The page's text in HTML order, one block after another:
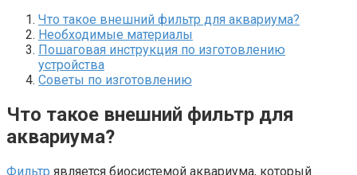
Что такое внешний фильтр для аквариума?
Необходимые материалы
Пошаговая инструкция по изготовлению
устройства
Советы по изготовлению
Что такое внешний фильтр для
аквариума?
Фильтр является биосистемой аквариума, который